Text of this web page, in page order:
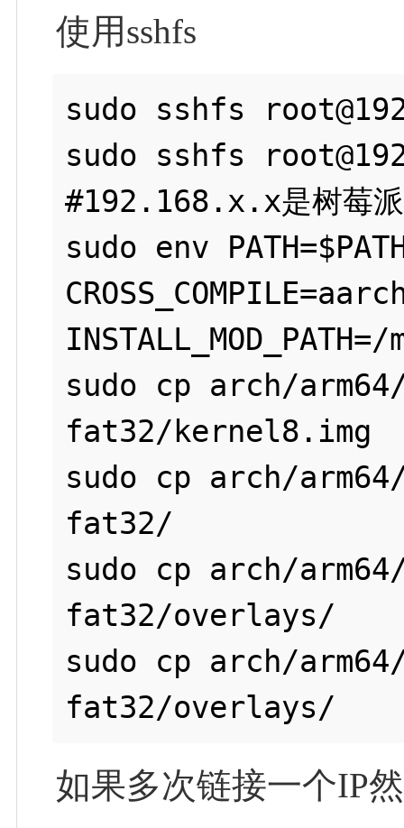
使用sshfs
sudo sshfs
sudo sshfs
#192.168.x.x是树莓
sudo env
sudo cp arch/
fat32/kernel8.img
sudo cp arch/
fat32/
sudo cp arch/
fat32/overlays/
sudo cp arch/
如果多次链接一个IP